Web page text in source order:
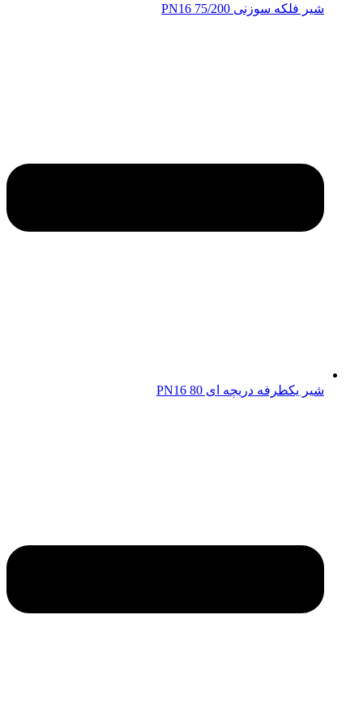
شیر فلکه سوزنی 75/200 PN16
شیر یکطرفه دریچه ای 80 PN16